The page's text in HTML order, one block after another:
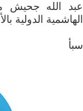
عبد الله جحيش
الهاشمية الدولية
سبأ